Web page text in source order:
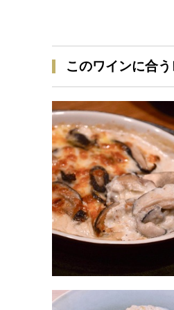
このワインに合